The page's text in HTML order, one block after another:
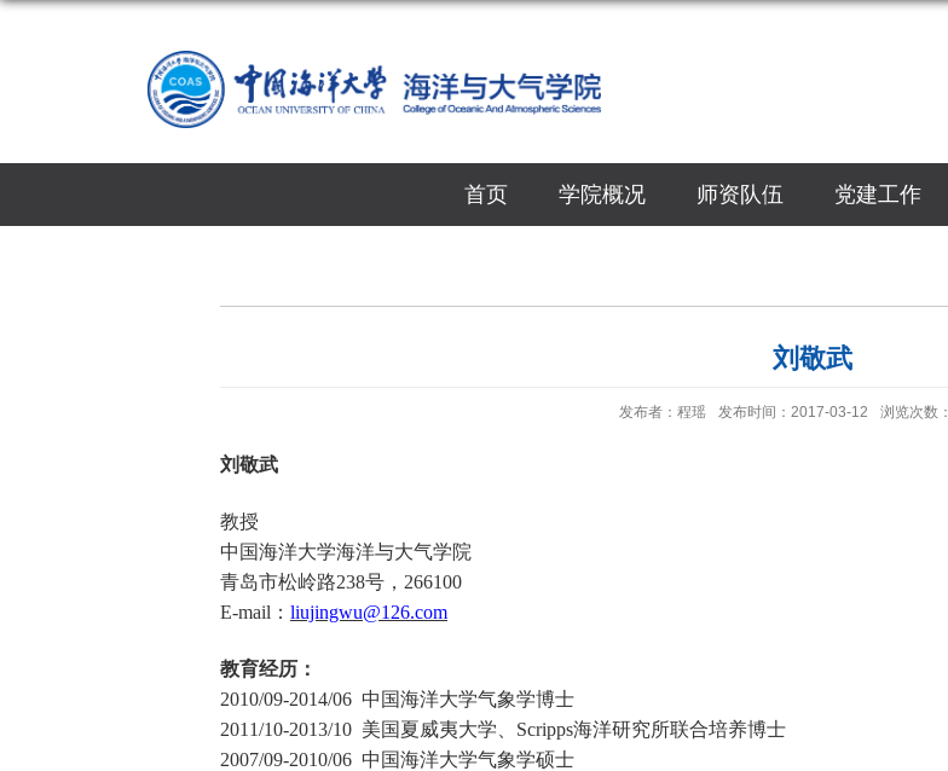
首页 学院概况 师资队伍 党建工作
刘敬武
发布者：程瑶 发布时间：2017-03-12 浏览次数：
刘敬武
教授
中国海洋大学海洋与大气学院
青岛市松岭路238号， 266100
E-mail ： liujingwu@126.com
教育经历：
2010/09-2014/06 中国海洋大学气象学博士
2011/10-2013/10 美国夏威夷大学、 Scripps海洋研究所联合培养博士
2007/09-2010/06 中国海洋大学气象学硕士